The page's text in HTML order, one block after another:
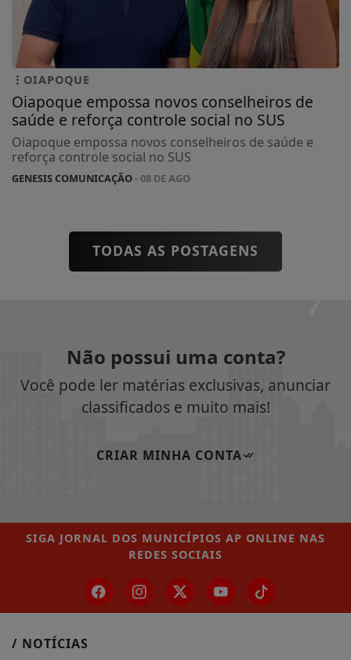
OIAPOQUE
Oiapoque empossa novos conselheiros de
saúde e reforça controle social no SUS
Oiapoque empossa novos conselheiros de saúde e
reforça controle social no SUS
GENESIS COMUNICAÇÃO- 08 DE AGO
TODAS AS POSTAGENS
Não possui uma conta?
Você pode ler matérias exclusivas, anunciar
classificados e muito mais!
CRIAR MINHA CONTA
SIGA JORNAL DOS MUNICÍPIOS AP ONLINE NAS
REDES SOCIAIS
/ NOTÍCIAS